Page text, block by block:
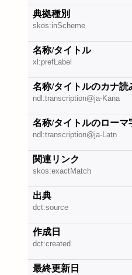
典拠種別
skos:inScheme
名称/タイトル
xl:prefLabel
名称/タイトルのカナ読
ndl:transcription@ja-Kana
名称/タイトルのローマ
ndl:transcription@ja-Latn
関連リンク
skos:exactMatch
出典
dct:source
作成日
dct:created
最終更新日